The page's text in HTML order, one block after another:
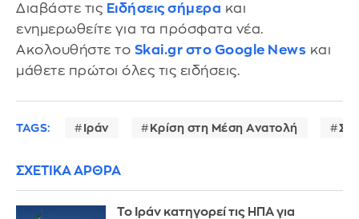
Διαβάστε τις Ειδήσεις σήμερα και
ενημερωθείτε για τα πρόσφατα νέα.
Ακολουθήστε το Skai.gr στο Google News και
μάθετε πρώτοι όλες τις ειδήσεις.
TAGS: Ιράν Κρίση στη Μέση Ανατολή
ΣΧΕΤΙΚΑ ΑΡΘΡΑ
Το Ιράν κατηγορεί τις ΗΠΑ για